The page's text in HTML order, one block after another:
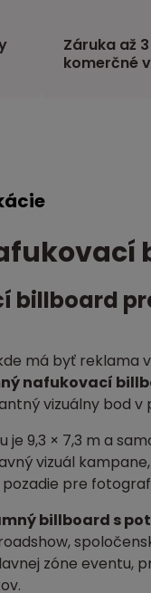
Záruka až
komerčné
billboard
má byť reklama
nafukovací
vizuálny bod
9,3 × 7,3 m a
vizuál
pre
billboard s
zóne eventu,